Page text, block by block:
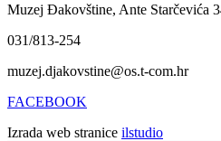
Muzej Đakovštine, Ante Starčevića
031/813-254
muzej.djakovstine@os.t-com.hr
FACEBOOK
Izrada web stranice ilstudio